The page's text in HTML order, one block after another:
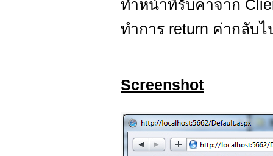
ทำหน้าที่รับค่าจาก
ทำการ return ค่ากลับไ
Screenshot